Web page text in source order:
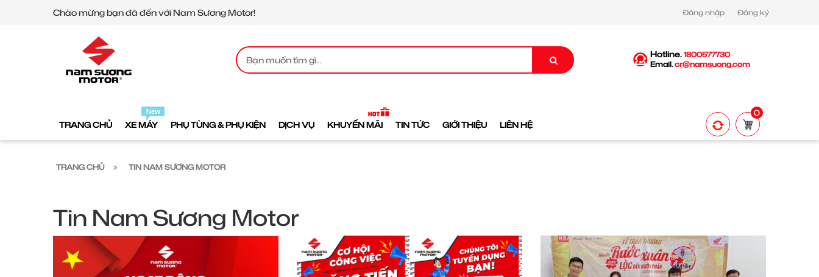
Chào mừng bạn đã đến với Nam Sương Motor! Đăng nhập Đăng ký
Hotline. 1800577730
Email.cr@namsuong.com
TRANG CHỦ XE MÁY PHỤ TÙNG & PHỤ KIỆN DỊCH VỤ KHUYẾN MÃI TIN TỨC GIỚI THIỆU LIÊN HỆ
0
TRANG CHỦ TIN NAM SƯƠNG MOTOR
Tin Nam Sương Motor